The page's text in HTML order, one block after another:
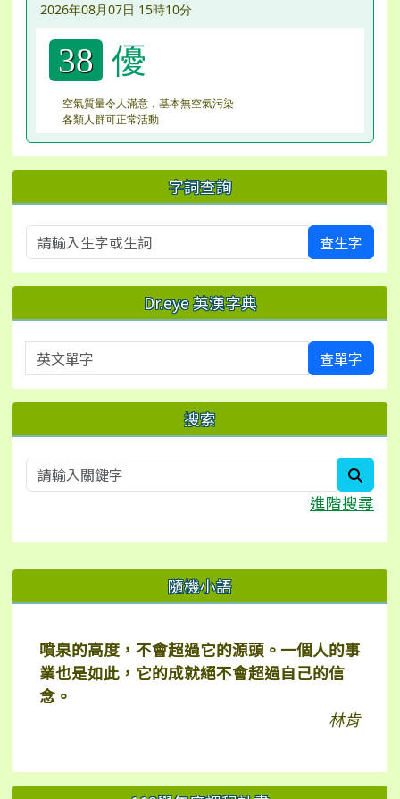
2026年08月07日 15時10分
38 優
空氣質量令人滿意，基本無空氣污染
各類人群可正常活動
字詞查詢
查生字
Dr.eye 英漢字典
英文單字 查單字
搜索
進階搜尋
右邊區域內容 隨機小語
噴泉的高度，不會超過它的源頭。一個人的事
業也是如此，它的成就絕不會超過自己的信
念。
林肯